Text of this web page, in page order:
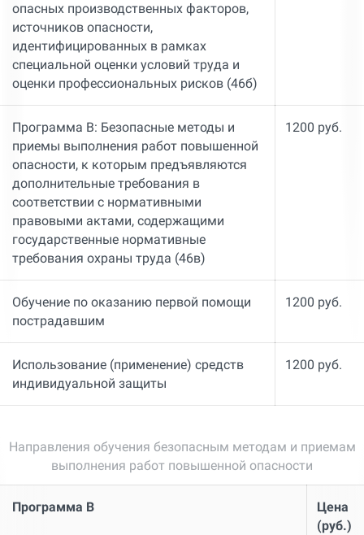
опасных производственных факторов,
источников опасности,
идентифицированных в рамках
специальной оценки условий труда и
оценки профессиональных рисков (46б)
Программа В: Безопасные методы и
приемы выполнения работ повышенной
опасности, к которым предъявляются
дополнительные требования в
соответствии с нормативными
правовыми актами, содержащими
государственные нормативные
требования охраны труда (46в)
1200 руб.
Обучение по оказанию первой помощи
пострадавшим
1200 руб.
Использование (применение) средств
индивидуальной защиты
1200 руб.
Направления обучения безопасным методам и приемам
выполнения работ повышенной опасности
Программа В
Цена
(руб.)